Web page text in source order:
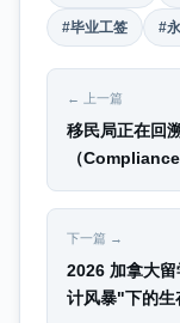
#毕业工签 #
← 上一篇
移民局正在回
（
下一篇 →
2026 加拿大
计风暴"下的生